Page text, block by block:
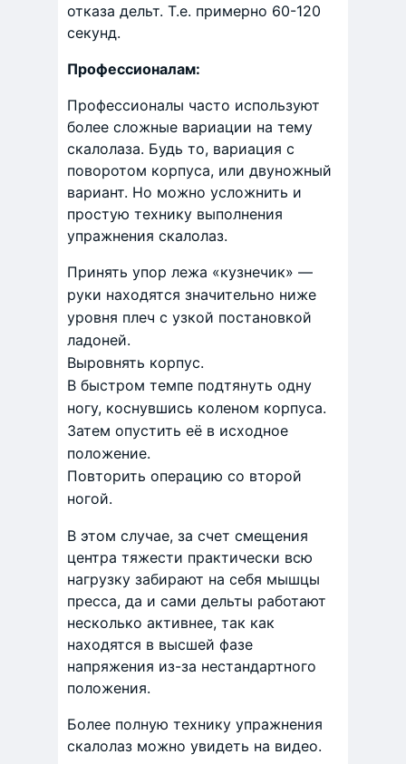
отказа дельт. Т.е. примерно 60-120
секунд.
Профессионалам:
Профессионалы часто используют
более сложные вариации на тему
скалолаза. Будь то, вариация с
поворотом корпуса, или двуножный
вариант. Но можно усложнить и
простую технику выполнения
упражнения скалолаз.
Принять упор лежа «кузнечик» —
руки находятся значительно ниже
уровня плеч с узкой постановкой
ладоней.
Выровнять корпус.
В быстром темпе подтянуть одну
ногу, коснувшись коленом корпуса.
Затем опустить её в исходное
положение.
Повторить операцию со второй
ногой.
В этом случае, за счет смещения
центра тяжести практически всю
нагрузку забирают на себя мышцы
пресса, да и сами дельты работают
несколько активнее, так как
находятся в высшей фазе
напряжения из-за нестандартного
положения.
Более полную технику упражнения
скалолаз можно увидеть на видео.